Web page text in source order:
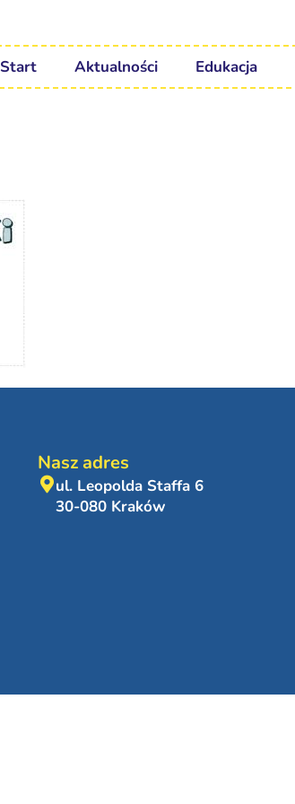
Start Aktualności Edukacja
Nasz adres
ul. Leopolda Staffa 6
30-080 Kraków